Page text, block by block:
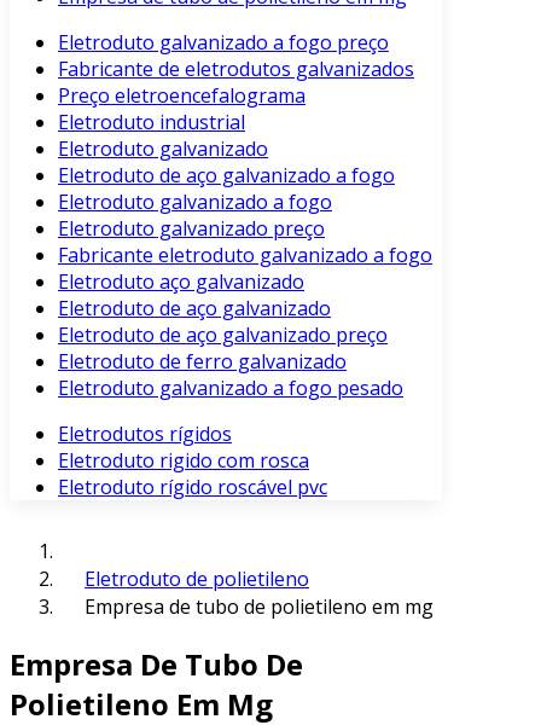
Eletroduto galvanizado a fogo preço
Fabricante de eletrodutos galvanizados
Preço eletroencefalograma
Eletroduto industrial
Eletroduto galvanizado
Eletroduto de aço galvanizado a fogo
Eletroduto galvanizado a fogo
Eletroduto galvanizado preço
Fabricante eletroduto galvanizado a fogo
Eletroduto aço galvanizado
Eletroduto de aço galvanizado
Eletroduto de aço galvanizado preço
Eletroduto de ferro galvanizado
Eletroduto galvanizado a fogo pesado
Eletrodutos rígidos
Eletroduto rigido com rosca
Eletroduto rígido roscável pvc
Eletroduto de polietileno
Empresa de tubo de polietileno em mg
Empresa De Tubo De
Polietileno Em Mg